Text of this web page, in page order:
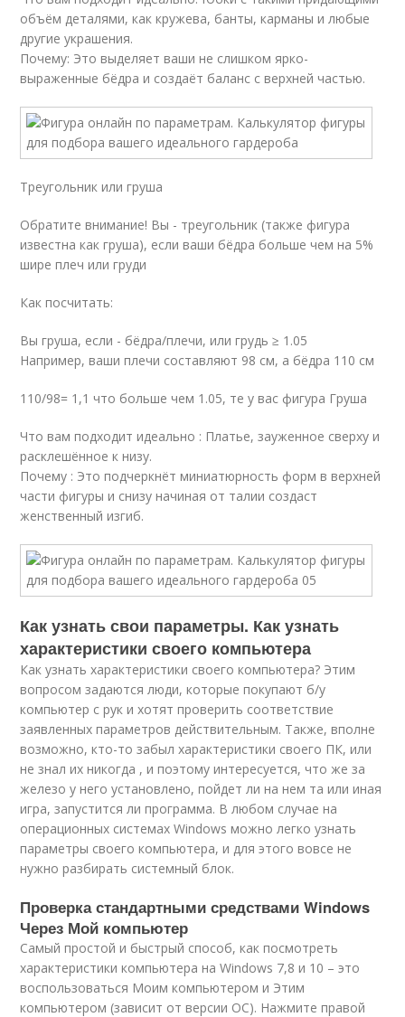
объём деталями, как кружева, банты, карманы и любые
другие украшения.
Почему: Это выделяет ваши не слишком ярко-
выраженные бёдра и создаёт баланс с верхней частью.
Треугольник или груша
Обратите внимание! Вы - треугольник (также фигура
известна как груша), если ваши бёдра больше чем на 5%
шире плеч или груди
Как посчитать:
Вы груша, если - бёдра/плечи, или грудь ≥ 1.05
Например, ваши плечи составляют 98 см, а бёдра 110 см
110/98= 1,1 что больше чем 1.05, те у вас фигура Груша
Что вам подходит идеально : Платье, зауженное сверху и
расклешённое к низу.
Почему : Это подчеркнёт миниатюрность форм в верхней
части фигуры и снизу начиная от талии создаст
женственный изгиб.
Как узнать свои параметры. Как узнать
характеристики своего компьютера
Как узнать характеристики своего компьютера? Этим
вопросом задаются люди, которые покупают б/у
компьютер с рук и хотят проверить соответствие
заявленных параметров действительным. Также, вполне
возможно, кто-то забыл характеристики своего ПК, или
не знал их никогда , и поэтому интересуется, что же за
железо у него установлено, пойдет ли на нем та или иная
игра, запустится ли программа. В любом случае на
операционных системах Windows можно легко узнать
параметры своего компьютера, и для этого вовсе не
нужно разбирать системный блок.
Проверка стандартными средствами Windows
Через Мой компьютер
Самый простой и быстрый способ, как посмотреть
характеристики компьютера на Windows 7,8 и 10 – это
воспользоваться Моим компьютером и Этим
компьютером (зависит от версии ОС). Нажмите правой